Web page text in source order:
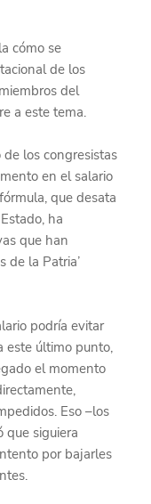
cómo se
de los
del
a este tema.
de los congresistas
en el salario
que desata
ha
que han
de la Patria’
podría evitar
este último punto,
el momento
Eso –los
que siguiera
por bajarles